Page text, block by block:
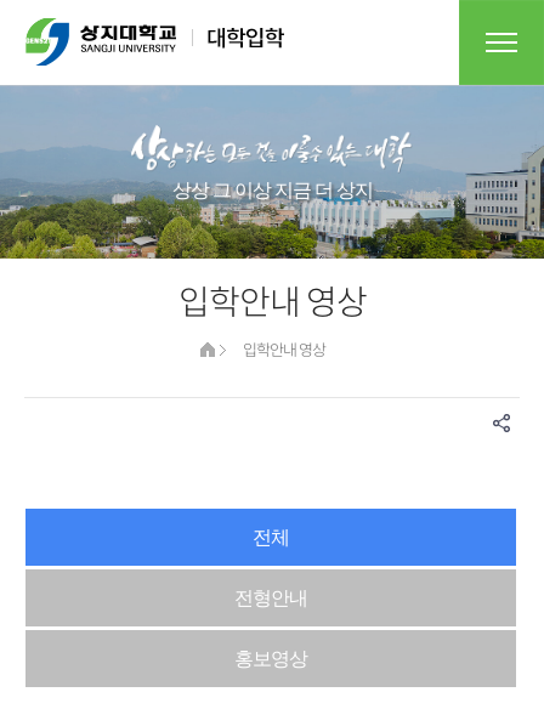
상상 그 이상 지금 더 상지
입학안내 영상
입학안내 영상
전체
전형안내
홍보영상